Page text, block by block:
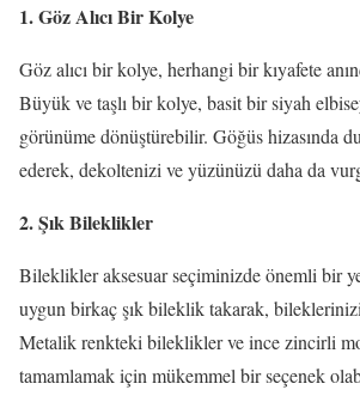
1. Göz Alıcı Bir Kolye
Göz alıcı bir kolye, herhangi bir kıyafete
Büyük ve taşlı bir kolye, basit bir siyah
görünüme dönüştürebilir. Göğüs hizasında
ederek, dekoltenizi ve yüzünüzü daha da
2. Şık Bileklikler
Bileklikler aksesuar seçiminizde önemli bir
uygun birkaç şık bileklik takarak,
Metalik renkteki bileklikler ve ince zincirli
tamamlamak için mükemmel bir seçenek